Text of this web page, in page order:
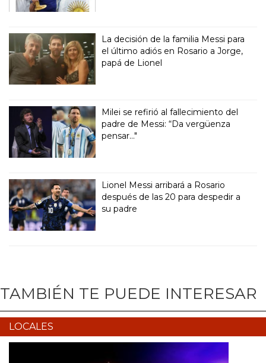
La decisión de la familia Messi para
el último adiós en Rosario a Jorge,
papá de Lionel
Milei se refirió al fallecimiento del
padre de Messi: “Da vergüenza
pensar..."
Lionel Messi arribará a Rosario
después de las 20 para despedir a
su padre
TAMBIÉN TE PUEDE INTERESAR
LOCALES